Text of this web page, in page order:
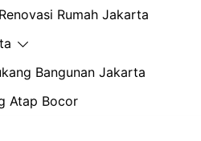
Rumah Jakarta
Bangunan Jakarta
Atap Bocor